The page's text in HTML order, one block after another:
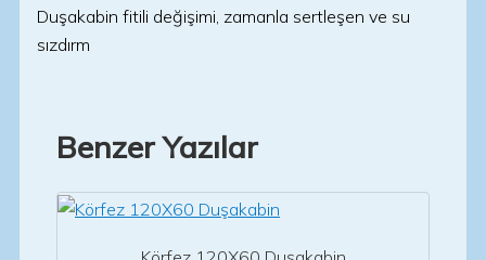
Duşakabin fitili değişimi, zamanla sertleşen ve su
sızdırm
Benzer Yazılar